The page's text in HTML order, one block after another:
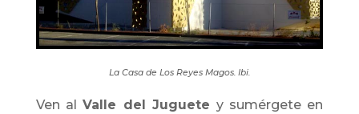
La Casa de Los Reyes Magos. Ibi.
Ven alValle del Juguete y sumérgete en